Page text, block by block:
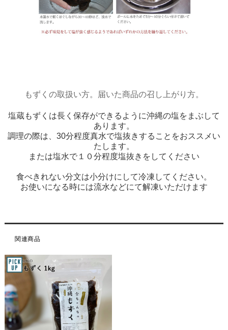
もずくの取扱い方。届いた商品の召し上がり方。
塩蔵もずくは長く保存ができるように沖縄の塩をまぶして
あります。
調理の際は、30分程度真水で塩抜きすることをおススメい
たします。
または塩水で１０分程度塩抜きをしてください
食べきれない分文は小分けにして冷凍してください。
お使いになる時には流水などにて解凍いただけます
関連商品